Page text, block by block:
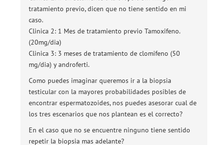
tratamiento previo, dicen que no tiene sentido en mi
caso.
Clinica 2: 1 Mes de tratamiento previo Tamoxifeno.
(20mg/dia)
Clinica 3: 3 meses de tratamiento de clomifeno (50
mg/dia) y androferti.
Como puedes imaginar queremos ir a la biopsia
testicular con la mayores probabilidades posibles de
encontrar espermatozoides, nos puedes asesorar cual de
los tres escenarios que nos plantean es el correcto?
En el caso que no se encuentre ninguno tiene sentido
repetir la biopsia mas adelante?